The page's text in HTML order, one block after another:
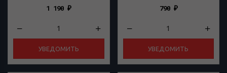
1 190₽
УВЕДОМИТЬ
790 ₽
УВЕДОМИТЬ